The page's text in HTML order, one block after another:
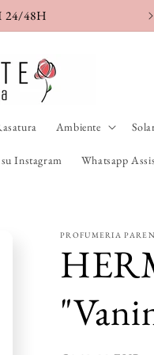
24/48H
Ambiente
Instagram Whatsapp
PROFUMERIA